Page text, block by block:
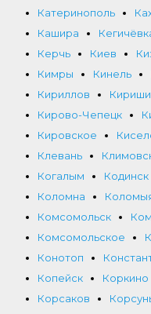
Катеринополь
Кашира
Керчь
Киев
Кимры
Кинель
Кириллов
Кириши
Кирово-Чепецк
Кировское
Клевань
Когалым
Кодинск
Коломна
Комсомольск
Комсомольское
Конотоп
Копейск
Коркино
Корсаков